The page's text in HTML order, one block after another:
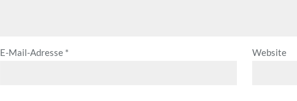
E-Mail-Adresse * Website